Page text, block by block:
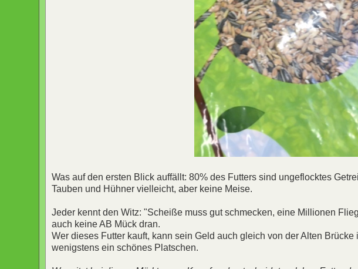
Was auf den ersten Blick auffällt: 80% des Futters sind ungeflocktes
Tauben und Hühner vielleicht, aber keine Meise.
Jeder kennt den Witz: "Scheiße muss gut schmecken, eine Millionen
auch keine AB Mück dran.
Wer dieses Futter kauft, kann sein Geld auch gleich von der Alten
wenigstens ein schönes Platschen.